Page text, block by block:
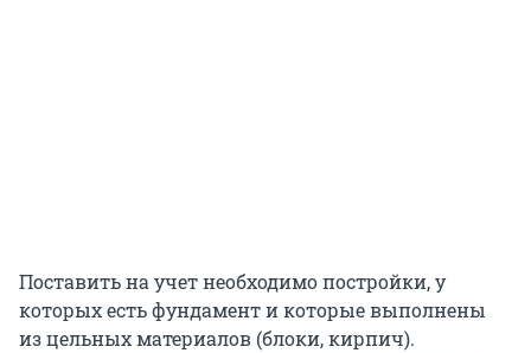
Поставить на учет необходимо постройки, у
которых есть фундамент и которые выполнены
из цельных материалов (блоки, кирпич).